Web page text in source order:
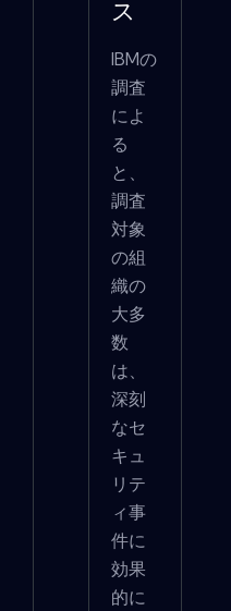
ス
IBMの
調査
によ
る
と、
調査
対象
の組
織の
大多
数
は、
深刻
なセ
キュ
リテ
ィ事
件に
効果
的に